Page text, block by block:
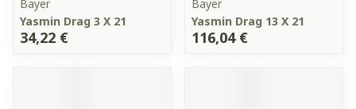
Bayer
Yasmin Drag 3 X 21
34,22 €
Bayer
Yasmin Drag 13 X 21
116,04 €